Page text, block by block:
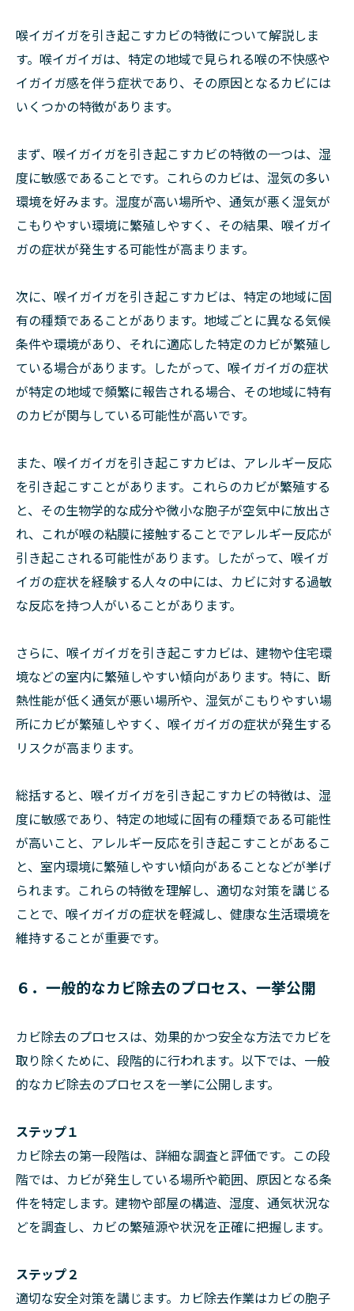
喉イガイガを引き起こすカビの特徴について解説しま
す。喉イガイガは、特定の地域で見られる喉の不快感や
イガイガ感を伴う症状であり、その原因となるカビには
いくつかの特徴があります。
まず、喉イガイガを引き起こすカビの特徴の一つは、湿
度に敏感であることです。これらのカビは、湿気の多い
環境を好みます。湿度が高い場所や、通気が悪く湿気が
こもりやすい環境に繁殖しやすく、その結果、喉イガイ
ガの症状が発生する可能性が高まります。
次に、喉イガイガを引き起こすカビは、特定の地域に固
有の種類であることがあります。地域ごとに異なる気候
条件や環境があり、それに適応した特定のカビが繁殖し
ている場合があります。したがって、喉イガイガの症状
が特定の地域で頻繁に報告される場合、その地域に特有
のカビが関与している可能性が高いです。
また、喉イガイガを引き起こすカビは、アレルギー反応
を引き起こすことがあります。これらのカビが繁殖する
と、その生物学的な成分や微小な胞子が空気中に放出さ
れ、これが喉の粘膜に接触することでアレルギー反応が
引き起こされる可能性があります。したがって、喉イガ
イガの症状を経験する人々の中には、カビに対する過敏
な反応を持つ人がいることがあります。
さらに、喉イガイガを引き起こすカビは、建物や住宅環
境などの室内に繁殖しやすい傾向があります。特に、断
熱性能が低く通気が悪い場所や、湿気がこもりやすい場
所にカビが繁殖しやすく、喉イガイガの症状が発生する
リスクが高まります。
総括すると、喉イガイガを引き起こすカビの特徴は、湿
度に敏感であり、特定の地域に固有の種類である可能性
が高いこと、アレルギー反応を引き起こすことがあるこ
と、室内環境に繁殖しやすい傾向があることなどが挙げ
られます。これらの特徴を理解し、適切な対策を講じる
ことで、喉イガイガの症状を軽減し、健康な生活環境を
維持することが重要です。
６．一般的なカビ除去のプロセス、一挙公開
カビ除去のプロセスは、効果的かつ安全な方法でカビを
取り除くために、段階的に行われます。以下では、一般
的なカビ除去のプロセスを一挙に公開します。
ステップ１
カビ除去の第一段階は、詳細な調査と評価です。この段
階では、カビが発生している場所や範囲、原因となる条
件を特定します。建物や部屋の構造、湿度、通気状況な
どを調査し、カビの繁殖源や状況を正確に把握します。
ステップ２
適切な安全対策を講じます。カビ除去作業はカビの胞子